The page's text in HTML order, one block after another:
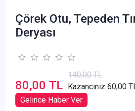
Çörek Otu, Tepeden
Deryası
80,00 TL
140,00 TL
Kazancınız 60,00
Gelince Haber Ver